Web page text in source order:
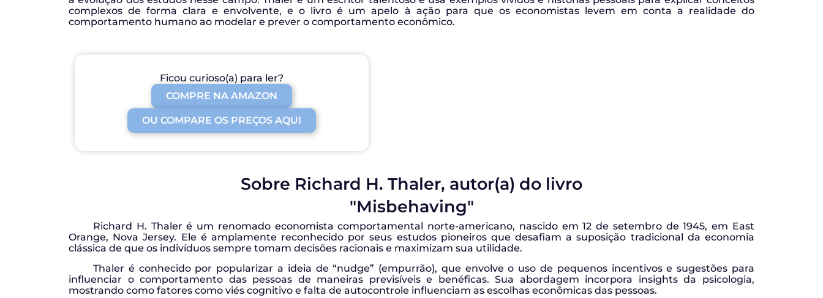
complexos de forma clara e envolvente, e o livro é um apelo à ação para que os economistas levem em conta a realidade do
comportamento humano ao modelar e prever o comportamento econômico.
Ficou curioso(a) para ler?
COMPRE NA AMAZON
OU COMPARE OS PREÇOS AQUI
Sobre Richard H. Thaler, autor(a) do livro
"Misbehaving"
Richard H. Thaler é um renomado economista comportamental norte-americano, nascido em 12 de setembro de 1945, em East
Orange, Nova Jersey. Ele é amplamente reconhecido por seus estudos pioneiros que desafiam a suposição tradicional da economia
clássica de que os indivíduos sempre tomam decisões racionais e maximizam sua utilidade.
Thaler é conhecido por popularizar a ideia de “nudge” (empurrão), que envolve o uso de pequenos incentivos e sugestões para
influenciar o comportamento das pessoas de maneiras previsíveis e benéficas. Sua abordagem incorpora insights da psicologia,
mostrando como fatores como viés cognitivo e falta de autocontrole influenciam as escolhas econômicas das pessoas.